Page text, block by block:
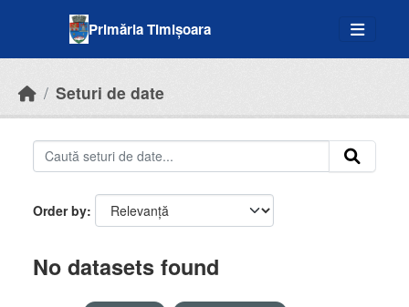
Primăria Timișoara
Seturi de date
Order by
No datasets found